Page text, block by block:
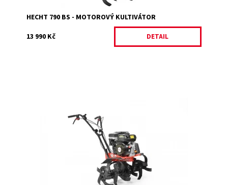
HECHT 790 BS - MOTOROVÝ KULTIVÁTOR
13 990 Kč
DETAIL
výkonu 6,5 HP o objemu 196 cm3. Volitelný pracovní
záběr 32/50/84 cm.
Na objednání, skladem do 5 dnů